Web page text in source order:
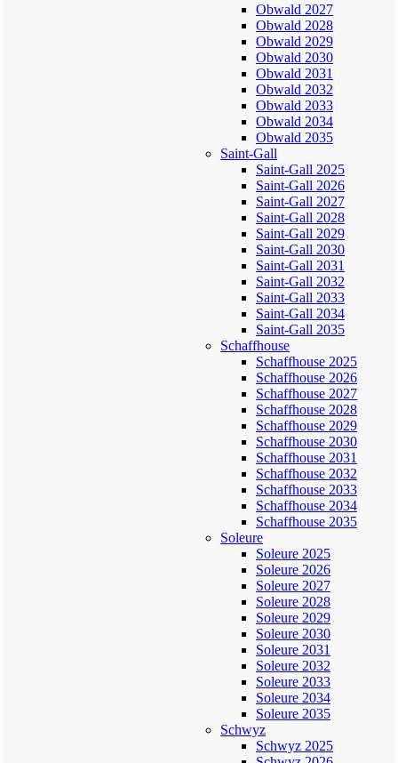
Obwald 2027
Obwald 2028
Obwald 2029
Obwald 2030
Obwald 2031
Obwald 2032
Obwald 2033
Obwald 2034
Obwald 2035
Saint-Gall
Saint-Gall 2025
Saint-Gall 2026
Saint-Gall 2027
Saint-Gall 2028
Saint-Gall 2029
Saint-Gall 2030
Saint-Gall 2031
Saint-Gall 2032
Saint-Gall 2033
Saint-Gall 2034
Saint-Gall 2035
Schaffhouse
Schaffhouse 2025
Schaffhouse 2026
Schaffhouse 2027
Schaffhouse 2028
Schaffhouse 2029
Schaffhouse 2030
Schaffhouse 2031
Schaffhouse 2032
Schaffhouse 2033
Schaffhouse 2034
Schaffhouse 2035
Soleure
Soleure 2025
Soleure 2026
Soleure 2027
Soleure 2028
Soleure 2029
Soleure 2030
Soleure 2031
Soleure 2032
Soleure 2033
Soleure 2034
Soleure 2035
Schwyz
Schwyz 2025